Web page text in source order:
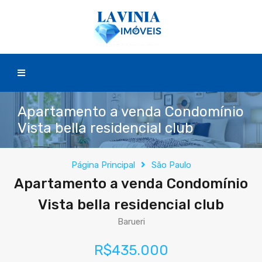
Apartamento a venda Condomínio
Vista bella residencial club
Página Principal São Paulo
Apartamento a venda Condomínio
Vista bella residencial club
Barueri
R$435.000